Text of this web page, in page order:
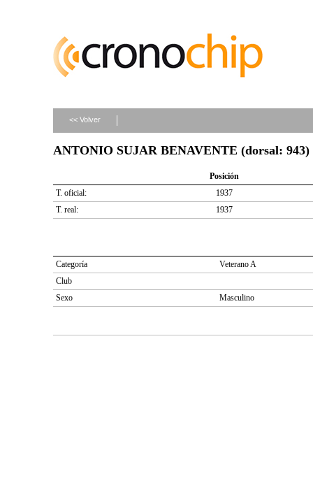
<< Volver
ANTONIO SUJAR BENAVENTE (dorsal: 943)
Posición
T. oficial:
1937
T. real:
1937
Categoría
Veterano A
Club
Sexo
Masculino